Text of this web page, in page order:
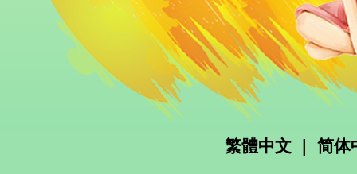
繁體中文 | 简体